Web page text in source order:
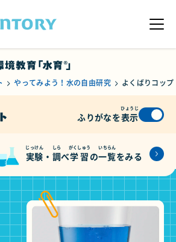
メ
やってみよう！水の自由研究 よくばりコップ
ふりがなを表示
ひょうじ
実験
じっけん
・ 調
しら
べ学習
がくしゅう
の一覧
いちらん
をみる